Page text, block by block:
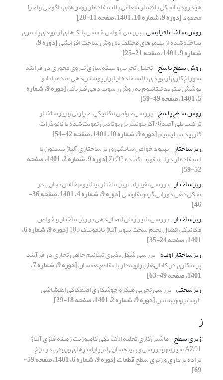
هیدرودینامیکی با فشار شعاعی با استفاده از روش‌های تاگوچی و اجزا
محدود[دوره 9، شماره 10، 1401، صفحه 11-20]
روش ساخت افزایشی بررسی خواص خمشی پلاک‌های ارتوپدی پلیمری
ساخته‌شده از پلیمرهای مختلف به روش ساخت افزایشی [دوره 9،
شماره 9، 1401، صفحه 21-25]
روش سطح پاسخ تحلیل تجربی و بهینه‌سازی نیروی محوری در فرایند
سوراخ‌کاری ارتوپدی با استفاده از ابزار پوشش‌دهی شده با نانو
پوشش نیترید تیتانیوم به روش رسوب دهی فیزیکی [دوره 9، شماره
5، 1401، صفحه 49-59]
روش سطح پاسخ بررسی خواص مکانیکی، حرارتی و ریزساختار
ترکیب پلی آمید6/آکریلونیتریل بوتادین تقویت‌شده با نانوذرات
کاربید سیلیسیم[دوره 9، شماره 10، 1401، صفحه 42-54]
ریزساختار بهبود خواص سایشی و ریزساختاری آلیاژ پیستون با
استفاده از ذرات تقویت کننده ZrO2 [دوره 9، شماره 2، 1401، صفحه
52-59]
ریزساختار بررسی تغییرات ریزساختار تیتانیوم خالص تجاری در
شکل‌دهی دورانی گرم مقاومتی [دوره 9، شماره 4، 1401، صفحه 36-
46]
ریزساختار بررسی تاثیر زمان اتصال‌‌دهی بر ریزساختار و خواص
مکانیکی اتصال لحیم سخت سوپرآلیاژ نایمونیک 105 [دوره 9، شماره 6،
1401، صفحه 24-35]
ریزساختار اولیه بررسی شکل‌پذیری تیتانیم خالص تجاری در فرآیند
پرسکاری در کانال‌های زاویه‌دار با مقاطع همسان [دوره 9، شماره 7،
1401، صفحه 49-63]
ریزسختی بررسی تجربی میکرو جوشکاری اصطکاکی اغتشاشی
آلومینیوم به مس[دوره 9، شماره 2، 1401، صفحه 18-29]
ز
زبری سطح ماشین‌کاری تخلیه الکتریکی کامپوزیت زمینه فلزی آلیاژ
AZ91 منیزیم و بررسی و بهینه‌سازی اثر پارامترهای ورودی در نرخ
براده برداری و زبری سطح قطعات [دوره 9، شماره 6، 1401، صفحه 59-
69]